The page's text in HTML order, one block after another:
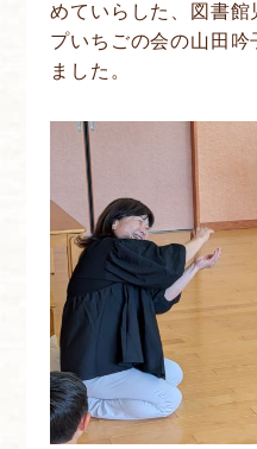
めていらした、図書館
プいちごの会の山田吟
ました。